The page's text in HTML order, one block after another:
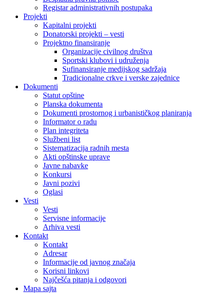
Registar administrativnih postupaka
Projekti
Kapitalni projekti
Donatorski projekti – vesti
Projektno finansiranje
Organizacije civilnog društva
Sportski klubovi i udruženja
Sufinansiranje medijskog sadržaja
Tradicionalne crkve i verske zajednice
Dokumenti
Statut opštine
Planska dokumenta
Dokumenti prostornog i urbanističkog planiranja
Informator o radu
Plan integriteta
Službeni list
Sistematizacija radnih mesta
Akti opštinske uprave
Javne nabavke
Konkursi
Javni pozivi
Oglasi
Vesti
Vesti
Servisne informacije
Arhiva vesti
Kontakt
Kontakt
Adresar
Informacije od javnog značaja
Korisni linkovi
Najčešća pitanja i odgovori
Mapa sajta